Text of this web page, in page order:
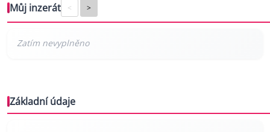
Můj inzerát < >
Základní údaje